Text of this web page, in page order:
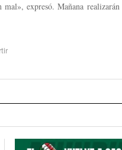
mal», expresó. Mañana